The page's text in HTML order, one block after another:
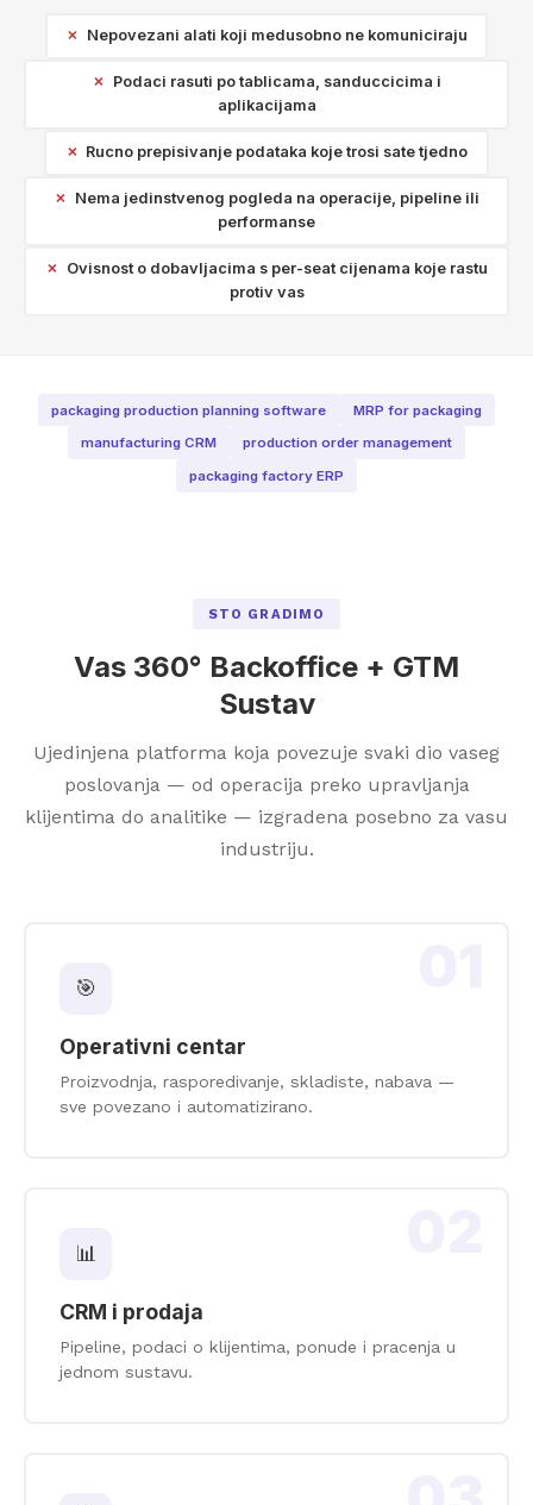
Nepovezani alati koji medusobno ne komuniciraju
Podaci rasuti po tablicama, sanduccicima i
aplikacijama
Rucno prepisivanje podataka koje trosi sate tjedno
Nema jedinstvenog pogleda na operacije, pipeline ili
performanse
Ovisnost o dobavljacima s per-seat cijenama koje rastu
protiv vas
packaging production planning software
MRP for packaging
manufacturing CRM
production order management
packaging factory ERP
STO GRADIMO
Vas 360° Backoffice + GTM
Sustav
Ujedinjena platforma koja povezuje svaki dio vaseg
poslovanja — od operacija preko upravljanja
klijentima do analitike — izgradena posebno za vasu
industriju.
🎯
Operativni centar
Proizvodnja, rasporedivanje, skladiste, nabava —
sve povezano i automatizirano.
📊
CRM i prodaja
Pipeline, podaci o klijentima, ponude i pracenja u
jednom sustavu.